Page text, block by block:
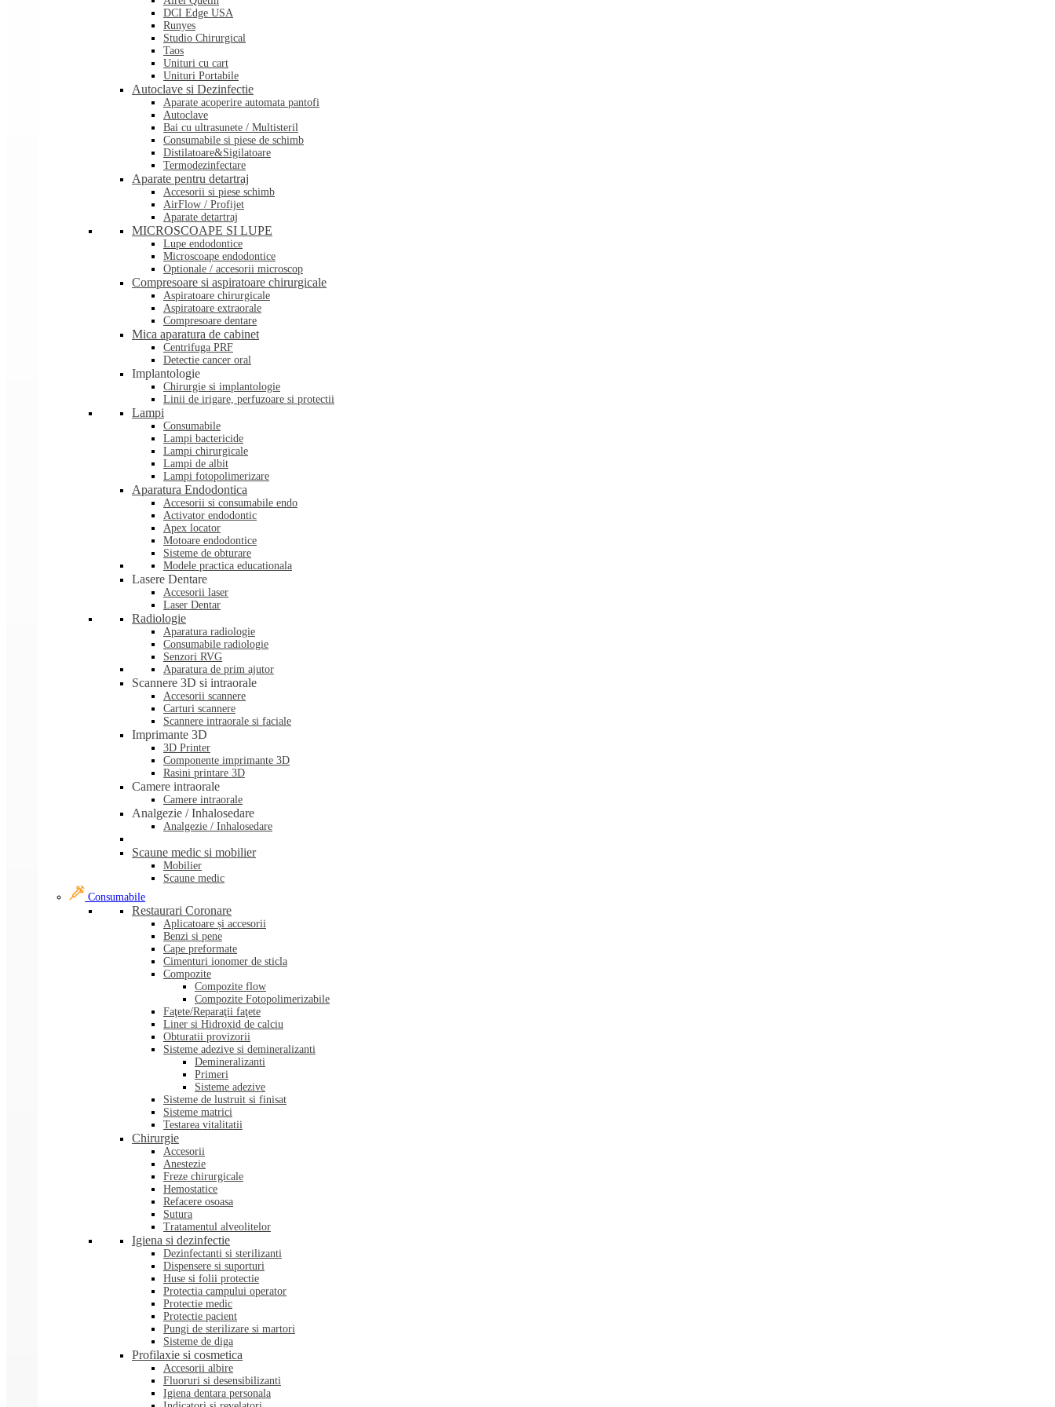
DCI Edge USA
Runyes
Studio Chirurgical
Taos
Unituri cu cart
Unituri Portabile
Autoclave si Dezinfectie
Aparate acoperire automata pantofi
Autoclave
Bai cu ultrasunete / Multisteril
Consumabile si piese de schimb
Distilatoare&Sigilatoare
Termodezinfectare
Aparate pentru detartraj
Accesorii si piese schimb
AirFlow / Profijet
Aparate detartraj
MICROSCOAPE SI LUPE
Lupe endodontice
Microscoape endodontice
Optionale / accesorii microscop
Compresoare si aspiratoare chirurgicale
Aspiratoare chirurgicale
Aspiratoare extraorale
Compresoare dentare
Mica aparatura de cabinet
Centrifuga PRF
Detectie cancer oral
Implantologie
Chirurgie si implantologie
Linii de irigare, perfuzoare si protectii
Lampi
Consumabile
Lampi bactericide
Lampi chirurgicale
Lampi de albit
Lampi fotopolimerizare
Aparatura Endodontica
Accesorii si consumabile endo
Activator endodontic
Apex locator
Motoare endodontice
Sisteme de obturare
Modele practica educationala
Lasere Dentare
Accesorii laser
Laser Dentar
Radiologie
Aparatura radiologie
Consumabile radiologie
Senzori RVG
Aparatura de prim ajutor
Scannere 3D si intraorale
Accesorii scannere
Carturi scannere
Scannere intraorale si faciale
Imprimante 3D
3D Printer
Componente imprimante 3D
Rasini printare 3D
Camere intraorale
Camere intraorale
Analgezie / Inhalosedare
Analgezie / Inhalosedare
Scaune medic si mobilier
Mobilier
Scaune medic
Consumabile
Restaurari Coronare
Aplicatoare și accesorii
Benzi si pene
Cape preformate
Cimenturi ionomer de sticla
Compozite
Compozite flow
Compozite Fotopolimerizabile
Faţete/Reparaţii faţete
Liner si Hidroxid de calciu
Obturatii provizorii
Sisteme adezive si demineralizanti
Demineralizanti
Primeri
Sisteme adezive
Sisteme de lustruit si finisat
Sisteme matrici
Testarea vitalitatii
Chirurgie
Accesorii
Anestezie
Freze chirurgicale
Hemostatice
Refacere osoasa
Sutura
Tratamentul alveolitelor
Igiena si dezinfectie
Dezinfectanti si sterilizanti
Dispensere si suporturi
Huse si folii protectie
Protectia campului operator
Protectie medic
Protectie pacient
Pungi de sterilizare si martori
Sisteme de diga
Profilaxie si cosmetica
Accesorii albire
Fluoruri si desensibilizanti
Igiena dentara personala